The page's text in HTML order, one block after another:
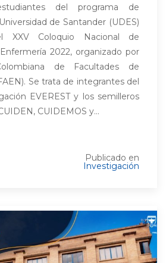
del programa de
de Santander (UDES)
XXV Coloquio Nacional de
2022, organizado por
de Facultades de
Se trata de integrantes del
EVEREST y los semilleros
CUIDEMOS y...
Publicado en
Investigación